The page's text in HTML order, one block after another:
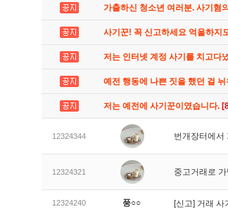
가출하신 청소년 여러분. 사기혐
사기꾼! 꼭 신고하세요 억울하지
저는 인터넷 계정 사기를 치고다
예전 행동에 나쁜 짓을 했던 걸
저는 예전에 사기꾼이였습니다.
12324344 번개장터에서
12324321 중고거래로
12324240 풍○○ [신고] 거래 사